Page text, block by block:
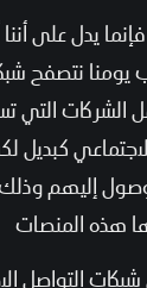
يدل على أننا
نتصفح
الشركات التي
كبديل
إليهم
هذه المنصات
التواصل